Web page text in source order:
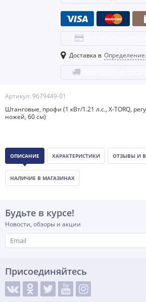
Артикул: 9679449-01
Штанговые, профи (1 кВт/1.21 л.с., X-TORQ,
ножей, 60 см)
Доставка в
ОПИСАНИЕ ХАРАКТЕРИСТИКИ ОТЗЫВЫ И
НАЛИЧИЕ В МАГАЗИНАХ
Будьте в курсе!
Новости, обзоры и акции
Присоединяйтесь